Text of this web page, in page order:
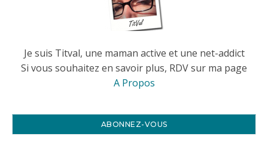
Je suis Titval, une maman active et une net-addict
Si vous souhaitez en savoir plus, RDV sur ma page
A Propos
ABONNEZ-VOUS